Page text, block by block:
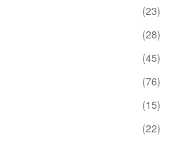
(23)
(28)
(45)
(76)
(15)
(22)